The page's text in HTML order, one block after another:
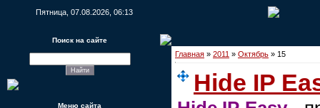
Пятница, 07.08.2026, 06:13
Поиск на сайте
Меню сайта
Главная » 2011 » Октябрь » 15
Hide IP